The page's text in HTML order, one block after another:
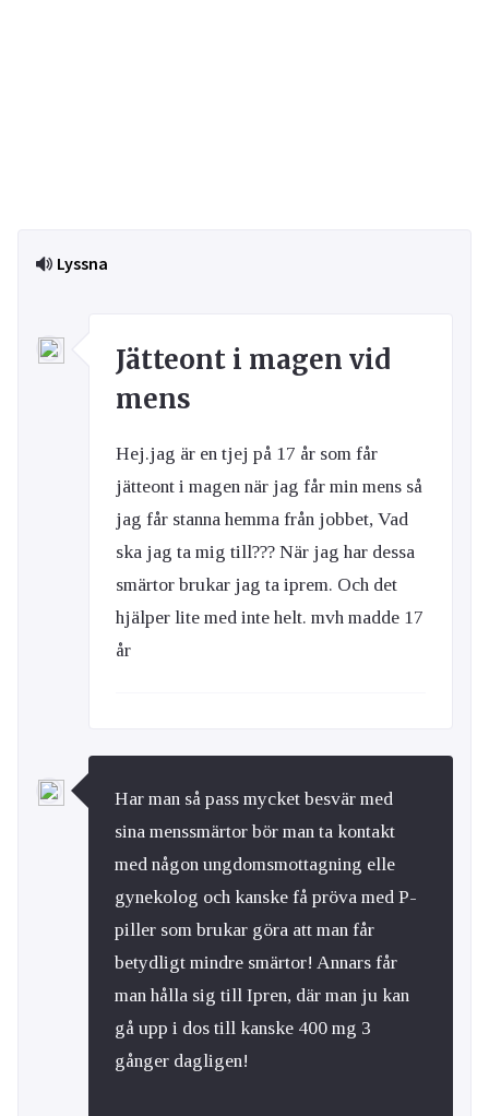
Lyssna
Jätteont i magen vid
mens
Hej.jag är en tjej på 17 år som får
jätteont i magen när jag får min mens så
jag får stanna hemma från jobbet, Vad
ska jag ta mig till??? När jag har dessa
smärtor brukar jag ta iprem. Och det
hjälper lite med inte helt. mvh madde 17
år
Har man så pass mycket besvär med
sina menssmärtor bör man ta kontakt
med någon ungdomsmottagning elle
gynekolog och kanske få pröva med P-
piller som brukar göra att man får
betydligt mindre smärtor! Annars får
man hålla sig till Ipren, där man ju kan
gå upp i dos till kanske 400 mg 3
gånger dagligen!